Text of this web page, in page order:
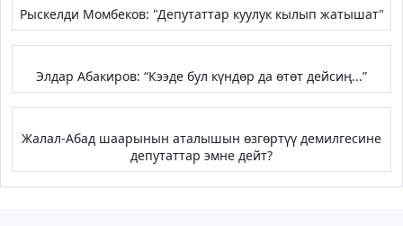
Рыскелди Момбеков: "Депутаттар куулук кылып жатышат"
Элдар Абакиров: “Кээде бул күндөр да өтөт дейсиң...”
Жалал-Абад шаарынын аталышын өзгөртүү демилгесине
депутаттар эмне дейт?